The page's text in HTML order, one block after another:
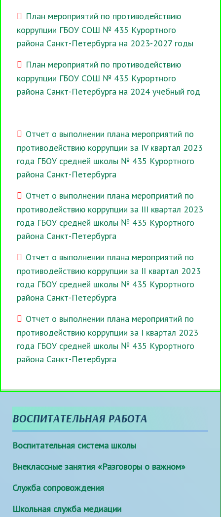
План мероприятий по противодействию
коррупции ГБОУ СОШ № 435 Курортного
района Санкт-Петербурга на 2023-2027 годы
План мероприятий по противодействию
коррупции ГБОУ СОШ № 435 Курортного
района Санкт-Петербурга на 2024 учебный год
Отчет о выполнении плана мероприятий по
противодействию коррупции за IV квартал 2023
года ГБОУ средней школы № 435 Курортного
района Санкт-Петербурга
Отчет о выполнении плана мероприятий по
противодействию коррупции за III квартал 2023
года ГБОУ средней школы № 435 Курортного
района Санкт-Петербурга
Отчет о выполнении плана мероприятий по
противодействию коррупции за II квартал 2023
года ГБОУ средней школы № 435 Курортного
района Санкт-Петербурга
Отчет о выполнении плана мероприятий по
противодействию коррупции за I квартал 2023
года ГБОУ средней школы № 435 Курортного
района Санкт-Петербурга
ВОСПИТАТЕЛЬНАЯ РАБОТА
Воспитательная система школы
Внеклассные занятия «Разговоры о важном»
Служба сопровождения
Школьная служба медиации